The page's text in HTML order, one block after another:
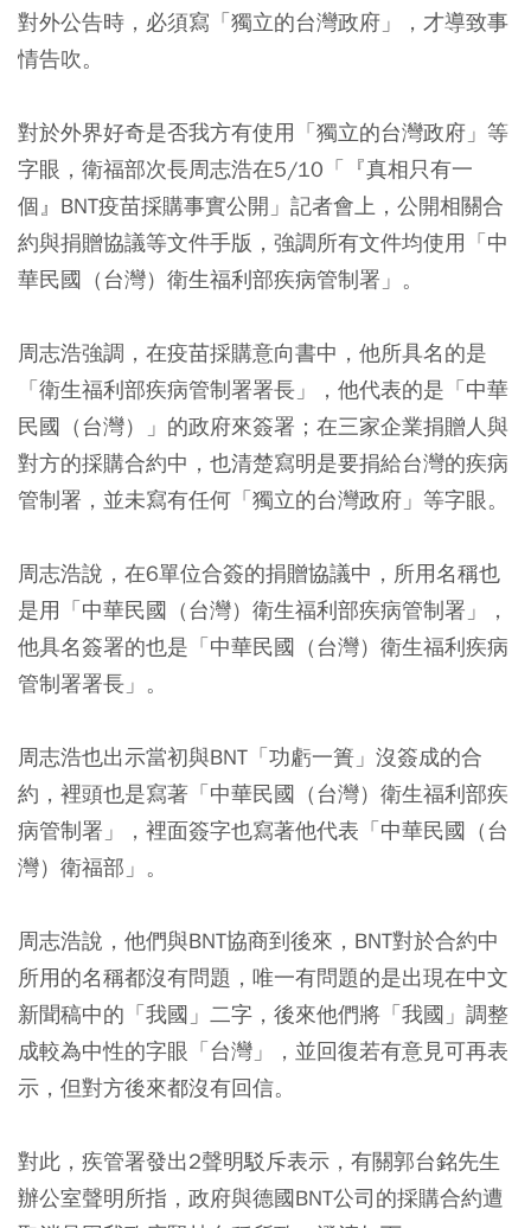
對外公告時，必須寫「獨立的台灣政府」，才導致事
情告吹。
對於外界好奇是否我方有使用「獨立的台灣政府」等
字眼，衛福部次長周志浩在5/10「『真相只有一
個』BNT疫苗採購事實公開」記者會上，公開相關合
約與捐贈協議等文件手版，強調所有文件均使用「中
華民國（台灣）衛生福利部疾病管制署」。
周志浩強調，在疫苗採購意向書中，他所具名的是
「衛生福利部疾病管制署署長」，他代表的是「中華
民國（台灣）」的政府來簽署；在三家企業捐贈人與
對方的採購合約中，也清楚寫明是要捐給台灣的疾病
管制署，並未寫有任何「獨立的台灣政府」等字眼。
周志浩說，在6單位合簽的捐贈協議中，所用名稱也
是用「中華民國（台灣）衛生福利部疾病管制署」，
他具名簽署的也是「中華民國（台灣）衛生福利疾病
管制署署長」。
周志浩也出示當初與BNT「功虧一簣」沒簽成的合
約，裡頭也是寫著「中華民國（台灣）衛生福利部疾
病管制署」，裡面簽字也寫著他代表「中華民國（台
灣）衛福部」。
周志浩說，他們與BNT協商到後來，BNT對於合約中
所用的名稱都沒有問題，唯一有問題的是出現在中文
新聞稿中的「我國」二字，後來他們將「我國」調整
成較為中性的字眼「台灣」，並回復若有意見可再表
示，但對方後來都沒有回信。
對此，疾管署發出2聲明駁斥表示，有關郭台銘先生
辦公室聲明所指，政府與德國BNT公司的採購合約遭